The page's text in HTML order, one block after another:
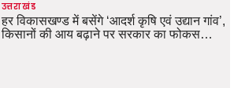
उत्तराखंड
हर विकासखण्ड में बसेंगे ‘आदर्श कृषि एवं उद्यान गांव’,
किसानों की आय बढ़ाने पर सरकार का फोकस…